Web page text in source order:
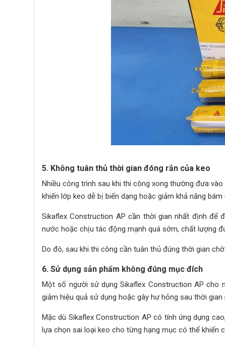
5. Không tuân thủ thời gian đóng rắn của keo
Nhiều công trình sau khi thi công xong thường đưa
khiến lớp keo dễ bị biến dạng hoặc giảm khả năng bám
Sikaflex Construction AP cần thời gian nhất định
nước hoặc chịu tác động mạnh quá sớm, chất lượng
Do đó, sau khi thi công cần tuân thủ đúng thời gian
6. Sử dụng sản phẩm không đúng mục đích
Một số người sử dụng Sikaflex Construction AP cho
giảm hiệu quả sử dụng hoặc gây hư hỏng sau thời gian
Mặc dù Sikaflex Construction AP có tính ứng dụng
lựa chọn sai loại keo cho từng hạng mục có thể